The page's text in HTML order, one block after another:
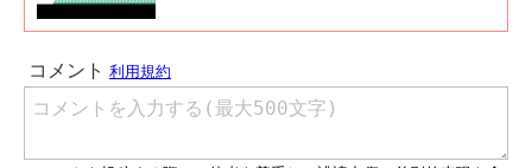
な授乳と体重、ねんねの疑問をピックアップ！
した。